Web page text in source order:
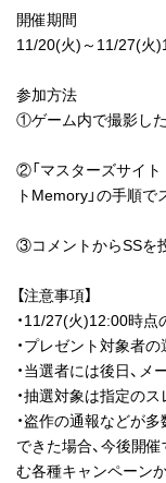
開催期間
11/20(火)～11/27(火
参加方法
①ゲーム内で撮影し
②「マスターズサイト
トMemory」の手順で
③コメントからSSを
【注意事項】
・11/27(火)12:00時
・プレゼント対象者
・当選者には後日、
・抽選対象は指定の
・盗作の通報などが
できた場合、今後開
む各種キャンペーン